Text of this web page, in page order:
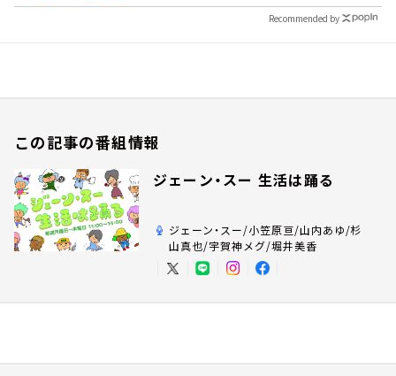
Recommended by
この記事の番組情報
ジェーン・スー 生活は踊る
ジェーン・スー/小笠原亘/山内あゆ/杉
山真也/宇賀神メグ/堀井美香